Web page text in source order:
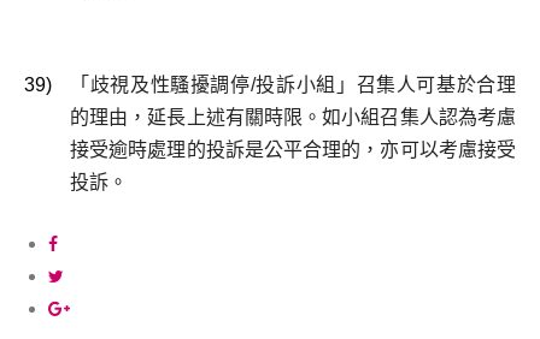
39)
「歧視及性騷擾調停/投訴小組」召集人可基於合理
的理由，延長上述有關時限。如小組召集人認為考慮
接受逾時處理的投訴是公平合理的，亦可以考慮接受
投訴。